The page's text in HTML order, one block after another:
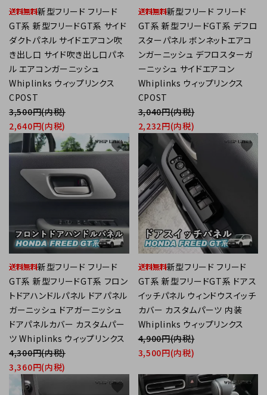
新型フリード フリード
GT系 新型フリードGT系 サイド
ダクトパネル サイドエアコン吹
き出し口 サイド吹き出し口パネ
ル エアコンガーニッシュ
Whiplinks ウィップリンクス
CPOST
3,500円(内税)
2,640円(内税)
新型フリード フリード
GT系 新型フリードGT系 デフロ
スターパネル ボンネットエアコ
ンガーニッシュ デフロスターガ
ーニッシュ サイドエアコン
Whiplinks ウィップリンクス
CPOST
3,040円(内税)
2,232円(内税)
新型フリード フリード
GT系 新型フリードGT系 フロン
トドアハンドルパネル ドアパネル
ガーニッシュ ドアガーニッシュ
ドアパネルカバー カスタムパー
ツ Whiplinks ウィップリンクス
4,300円(内税)
3,360円(内税)
favorite
新型フリード フリード
GT系 新型フリードGT系 ドアス
イッチパネル ウィンドウスイッチ
カバー カスタムパーツ 内装
Whiplinks ウィップリンクス
4,900円(内税)
3,500円(内税)
favorite
favorite favorite